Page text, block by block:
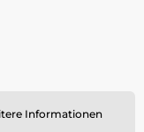
Informationen